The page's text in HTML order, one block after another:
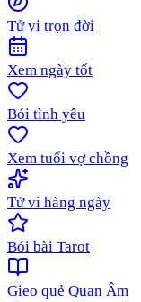
Tử vi trọn đời
Xem ngày tốt
Bói tình yêu
Xem tuổi vợ chồng
Tử vi hàng ngày
Bói bài Tarot
Gieo quẻ Quan Âm